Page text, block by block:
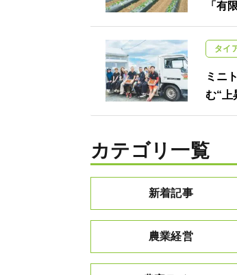
「有
タイ
ミニ
む“上
カテゴリ一覧
新着記事
農業経営